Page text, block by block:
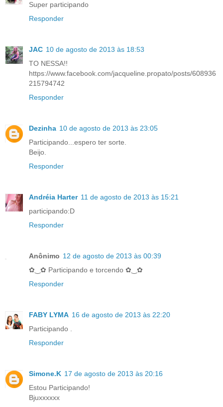
Super participando
Responder
JAC 10 de agosto de 2013 às 18:53
TO NESSA!!
https://www.facebook.com/jacqueline.propato/posts/608936
215794742
Responder
Dezinha 10 de agosto de 2013 às 23:05
Participando...espero ter sorte.
Beijo.
Responder
Andréia Harter 11 de agosto de 2013 às 15:21
participando:D
Responder
Anônimo 12 de agosto de 2013 às 00:39
✿‿✿ Participando e torcendo ✿‿✿
Responder
FABY LYMA 16 de agosto de 2013 às 22:20
Participando .
Responder
Simone.K 17 de agosto de 2013 às 20:16
Estou Participando!
Bjuxxxxxx